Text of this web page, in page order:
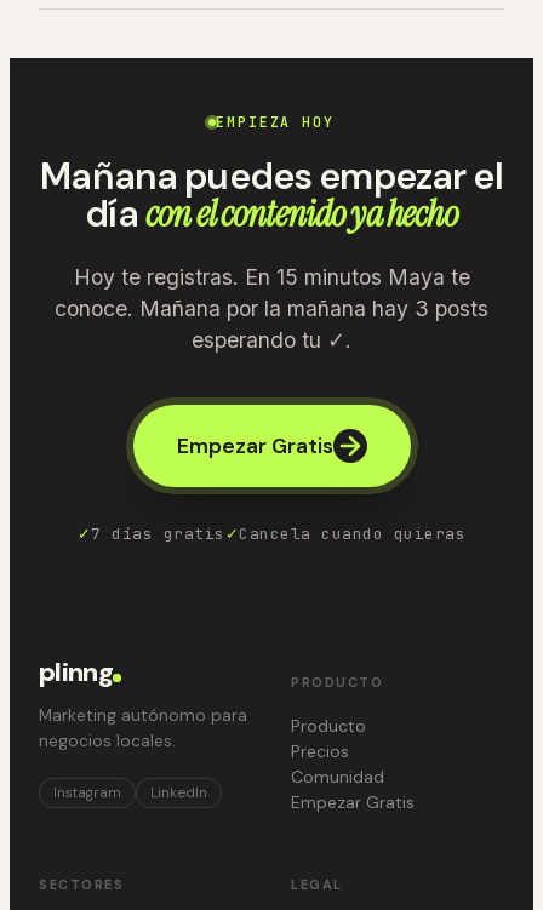
EMPIEZA HOY
Mañana puedes empezar el
díacon el contenido ya hecho
Hoy te registras. En 15 minutos Maya te
conoce. Mañana por la mañana hay 3 posts
esperando tu ✓.
Empezar Gratis
✓7 días gratis ✓Cancela cuando quieras
plinng
Marketing autónomo para
negocios locales.
Instagram LinkedIn
PRODUCTO
Producto
Precios
Comunidad
Empezar Gratis
SECTORES LEGAL